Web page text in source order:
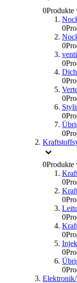
0Produkte
0
0
0
0
0
0
0
0Produkte
0
0
0
0
0
0